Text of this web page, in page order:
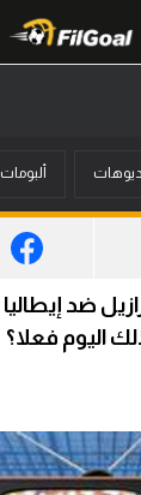
ألبومات
اليوم فعلا؟